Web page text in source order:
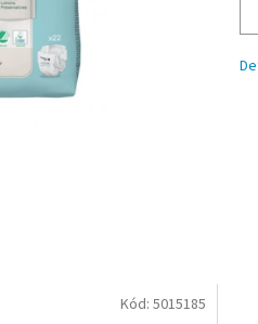
Kód: 5015185